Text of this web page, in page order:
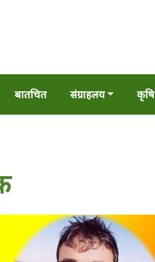
बातचित संग्राहलय कृषि